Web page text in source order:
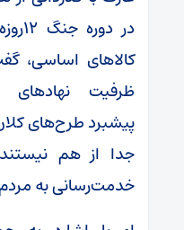
در
کالاهای اساسی،
ظرفیت نهادهای
پیشبرد طرح‌های
جدا از هم
خدمت‌رسانی به